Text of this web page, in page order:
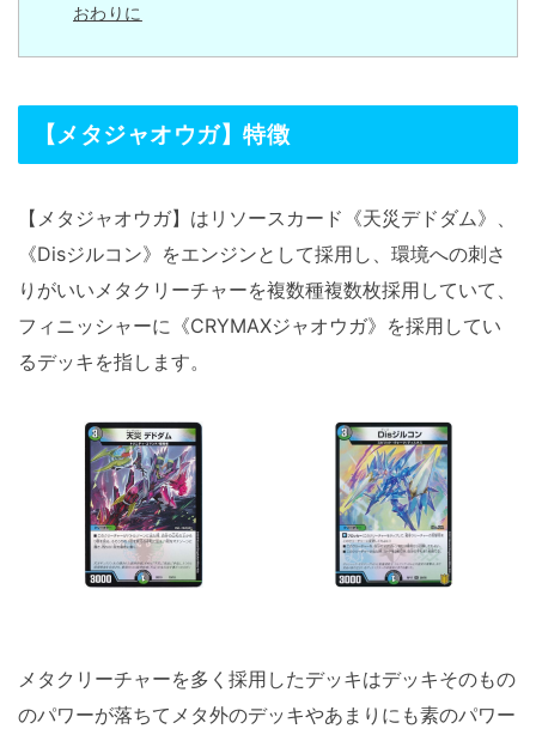
おわりに
【メタジャオウガ】特徴
【メタジャオウガ】はリソースカード《天災デドダム》、
《Disジルコン》をエンジンとして採用し、環境への刺さ
りがいいメタクリーチャーを複数種複数枚採用していて、
フィニッシャーに《CRYMAXジャオウガ》を採用してい
るデッキを指します。
メタクリーチャーを多く採用したデッキはデッキそのもの
のパワーが落ちてメタ外のデッキやあまりにも素のパワー